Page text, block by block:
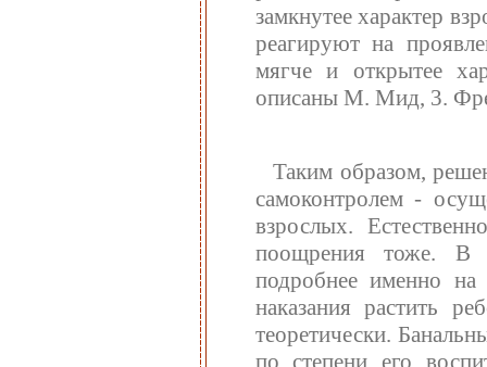
замкнутее характер
реагируют на
мягче и открытее
описаны М. Мид, 3.
Таким образом,
самоконтролем -
взрослых.
поощрения тоже. В
подробнее именно
наказания растить
теоретически.
по степени его